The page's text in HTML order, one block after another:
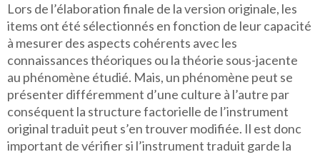
Lors de l’élaboration finale de la version originale, les
items ont été sélectionnés en fonction de leur capacité
à mesurer des aspects cohérents avec les
connaissances théoriques ou la théorie sous-jacente
au phénomène étudié. Mais, un phénomène peut se
présenter différemment d’une culture à l’autre par
conséquent la structure factorielle de l’instrument
original traduit peut s’en trouver modifiée. Il est donc
important de vérifier si l’instrument traduit garde la